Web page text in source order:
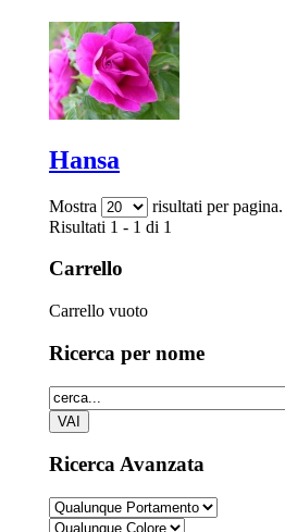
Hansa
Mostra
risultati per pagina.
Risultati 1 - 1 di 1
Carrello
Carrello vuoto
Ricerca per nome
RicercaAvanzata